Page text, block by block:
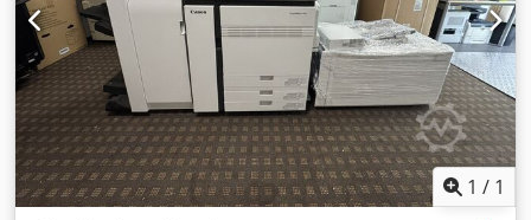
teklif, kullanılmış bir cihazdır ve bazı kullanım izleri (küçük
çizikler veya sararmalar) olabilir. Cihazın işlevselliği test
edilmiştir. Ambalaj ve sevkiyat: İsterseniz, çalışma
saatlerimiz içinde cihazı gelip inceleyebilirsiniz. Bunun için
lütfen bir randevu ayarlayın! Denize uygun ambalaj ve
dünya çapında sevkiyat talep üzerine mümkündür!
Sevkiyat veya teslimattan önce, cihazın işlevselliği bir video
ile kaydedilir. Daha fazla bilgi için, elbette doğrudan
bizimle iletişime geçebilirsiniz.
1 / 1